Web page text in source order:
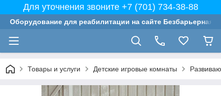
Для уточнения звоните +7 (701) 734-38-88
Оборудование для реабилитации на сайте Безбарьерная
Товары и услуги Детские игровые комнаты